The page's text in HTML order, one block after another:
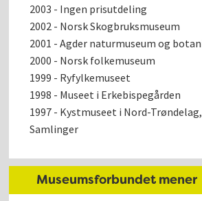
2003 - Ingen prisutdeling
2002 - Norsk Skogbruksmuseum
2001 - Agder naturmuseum og
2000 - Norsk folkemuseum
1999 - Ryfylkemuseet
1998 - Museet i Erkebispegården
1997 - Kystmuseet i Nord-
Samlinger
Museumsforbundet mener